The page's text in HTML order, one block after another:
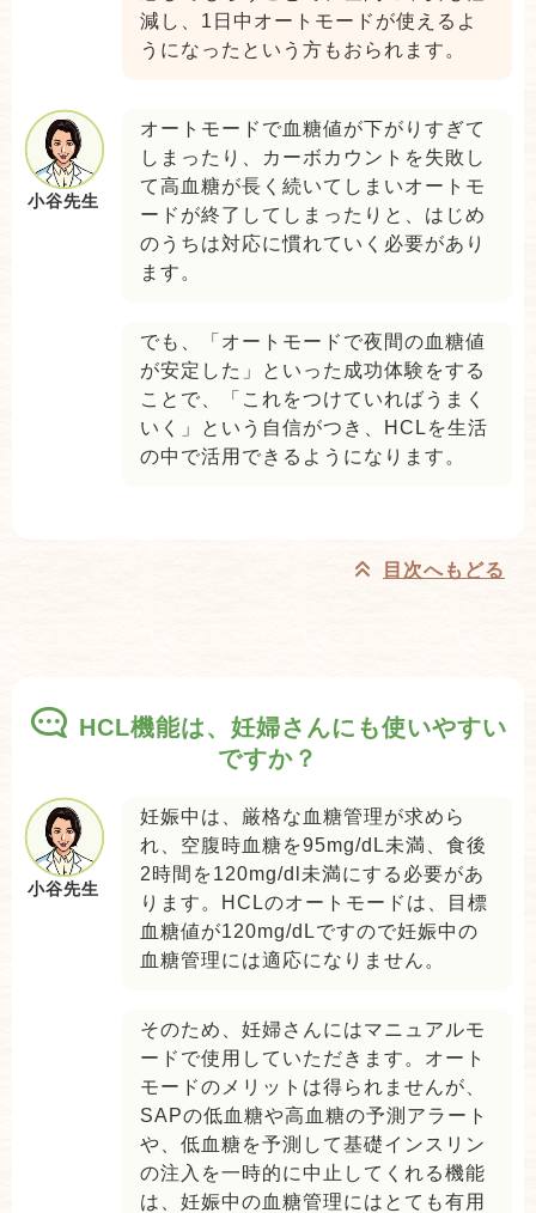
減し、1日中オートモードが使えるよ
うになったという方もおられます。
小谷先生
オートモードで血糖値が下がりすぎて
しまったり、カーボカウントを失敗し
て高血糖が長く続いてしまいオートモ
ードが終了してしまったりと、はじめ
のうちは対応に慣れていく必要があり
ます。
でも、「オートモードで夜間の血糖値
が安定した」といった成功体験をする
ことで、「これをつけていればうまく
いく」という自信がつき、HCLを生活
の中で活用できるようになります。
目次へもどる
HCL機能は、妊婦さんにも使いやすい
ですか？
小谷先生
妊娠中は、厳格な血糖管理が求めら
れ、空腹時血糖を95mg/dL未満、食後
2時間を120mg/dl未満にする必要があ
ります。HCLのオートモードは、目標
血糖値が120mg/dLですので妊娠中の
血糖管理には適応になりません。
そのため、妊婦さんにはマニュアルモ
ードで使用していただきます。オート
モードのメリットは得られませんが、
SAPの低血糖や高血糖の予測アラート
や、低血糖を予測して基礎インスリン
の注入を一時的に中止してくれる機能
は、妊娠中の血糖管理にはとても有用